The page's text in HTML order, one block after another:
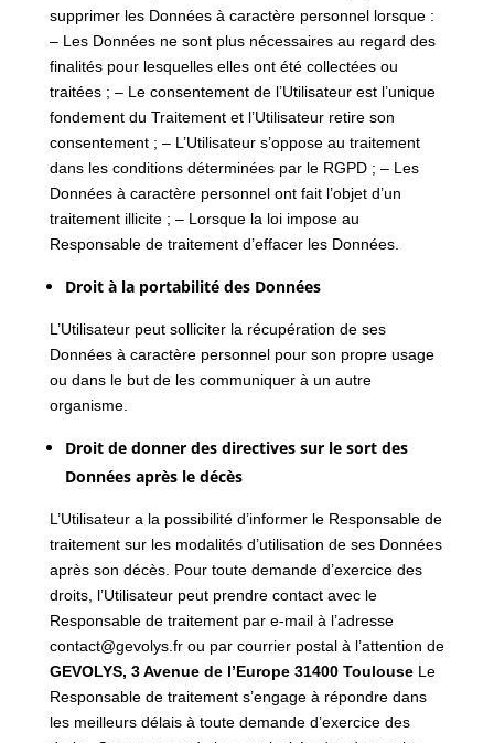
supprimer les Données à caractère personnel lorsque :
– Les Données ne sont plus nécessaires au regard des
finalités pour lesquelles elles ont été collectées ou
traitées ; – Le consentement de l’Utilisateur est l’unique
fondement du Traitement et l’Utilisateur retire son
consentement ; – L’Utilisateur s’oppose au traitement
dans les conditions déterminées par le RGPD ; – Les
Données à caractère personnel ont fait l’objet d’un
traitement illicite ; – Lorsque la loi impose au
Responsable de traitement d’effacer les Données.
Droit à la portabilité des Données
L’Utilisateur peut solliciter la récupération de ses
Données à caractère personnel pour son propre usage
ou dans le but de les communiquer à un autre
organisme.
Droit de donner des directives sur le sort des
Données après le décès
L’Utilisateur a la possibilité d’informer le Responsable de
traitement sur les modalités d’utilisation de ses Données
après son décès. Pour toute demande d’exercice des
droits, l’Utilisateur peut prendre contact avec le
Responsable de traitement par e-mail à l’adresse
contact@gevolys.fr ou par courrier postal à l’attention de
GEVOLYS, 3 Avenue de l’Europe 31400 Toulouse Le
Responsable de traitement s’engage à répondre dans
les meilleurs délais à toute demande d’exercice des